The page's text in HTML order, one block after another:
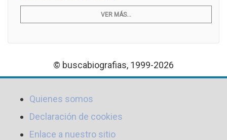
VER MÁS...
© buscabiografias, 1999-2026
Quienes somos
Declaración de cookies
Enlace a nuestro sitio